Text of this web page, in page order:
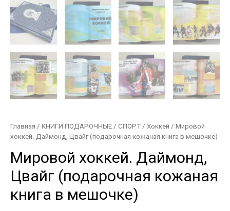
Главная / КНИГИ ПОДАРОЧНЫЕ / СПОРТ / Хоккей / Мировой
хоккей. Даймонд, Цвайг (подарочная кожаная книга в мешочке)
Мировой хоккей. Даймонд,
Цвайг (подарочная кожаная
книга в мешочке)